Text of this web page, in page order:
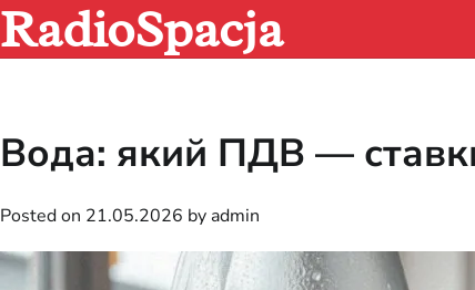
Skip
to
content
RadioSpacja
Вода: який ПДВ —
Posted on 21.05.2026 by admin